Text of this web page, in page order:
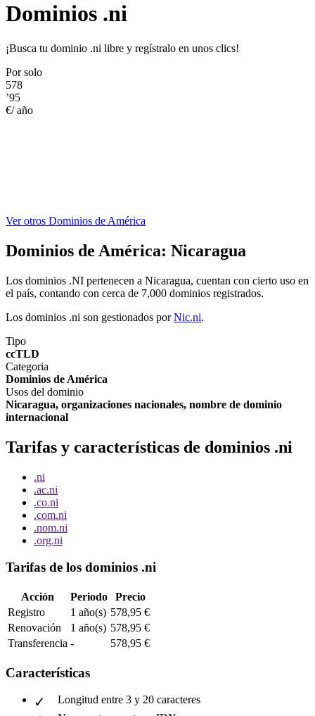
Dominios .ni
¡Busca tu dominio .ni libre y regístralo en unos clics!
Por solo
578
’95
€/ año
Ver otros Dominios de América
Dominios de América: Nicaragua
Los dominios .NI pertenecen a Nicaragua, cuentan con cierto uso en
el país, contando con cerca de 7,000 dominios registrados.
Los dominios .ni son gestionados porNic.ni.
Tipo
ccTLD
Categoria
Dominios de América
Usos del dominio
Nicaragua, organizaciones nacionales, nombre de dominio
internacional
Tarifas y características de dominios .ni
.ni
.ac.ni
.co.ni
.com.ni
.nom.ni
.org.ni
Tarifas de los dominios .ni
Acción Periodo
Precio
Registro
1 año(s) 578,95 €
Renovación
1 año(s) 578,95 €
Transferencia - 578,95 €
Características
Longitud entre 3 y 20 caracteres